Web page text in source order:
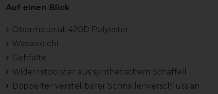
Auf einen Blick
Obermaterial: 420D Polyester
Wasserdicht
Gehfalte
Widerristpolster aus synthetischem Schaffell
Doppelter verstellbarer Schnallenverschluss an